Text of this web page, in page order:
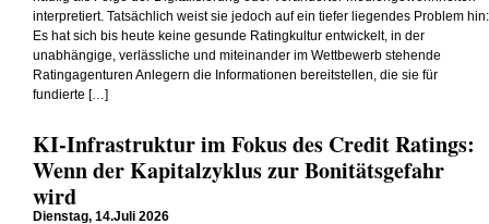
interpretiert. Tatsächlich weist sie jedoch auf ein tiefer liegendes Problem hin:
Es hat sich bis heute keine gesunde Ratingkultur entwickelt, in der
unabhängige, verlässliche und miteinander im Wettbewerb stehende
Ratingagenturen Anlegern die Informationen bereitstellen, die sie für
fundierte […]
KI-Infrastruktur im Fokus des Credit Ratings:
Wenn der Kapitalzyklus zur Bonitätsgefahr
wird
Dienstag, 14.Juli 2026